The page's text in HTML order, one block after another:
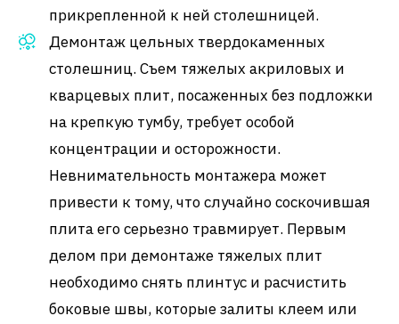
прикрепленной к ней столешницей.
Демонтаж цельных твердокаменных
столешниц. Съем тяжелых акриловых и
кварцевых плит, посаженных без подложки
на крепкую тумбу, требует особой
концентрации и осторожности.
Невнимательность монтажера может
привести к тому, что случайно соскочившая
плита его серьезно травмирует. Первым
делом при демонтаже тяжелых плит
необходимо снять плинтус и расчистить
боковые швы, которые залиты клеем или